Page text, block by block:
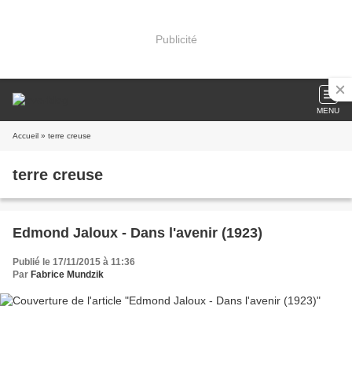
Publicité
MENU
Accueil » terre creuse
terre creuse
Edmond Jaloux - Dans l'avenir (1923)
Publié le 17/11/2015 à 11:36
Par Fabrice Mundzik